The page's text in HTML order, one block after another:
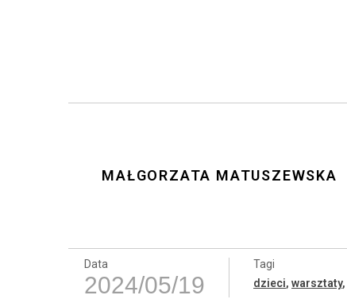
MAŁGORZATA MATUSZEWSKA
Data
2024/05/19
Tagi
dzieci, warsztaty,